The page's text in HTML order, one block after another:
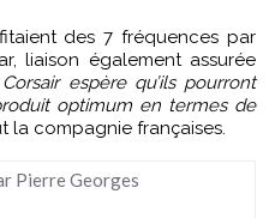
des 7 fréquences par
liaison également assurée
espère qu’ils pourront
optimum en termes de
la compagnie françaises.
Pierre Georges